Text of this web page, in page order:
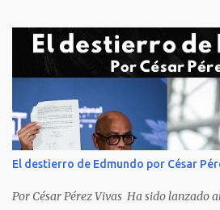
obliga a los líderes, a crear de forma
responsables para restituir la confianza
las instituciones. El desmoronamiento
repercutir en la de los gobernantes, a
soledad. Un soplo de aliento fresco es la
relación sólida entre gobernantes y
base a la comunicación y la
gobernante que pretenda una oposición
como resultado el fracaso de la gestión
El destierro de Edmundo por César
Por César Pérez Vivas Ha sido lanzado